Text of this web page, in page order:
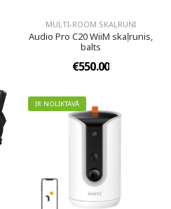
MULTI-ROOM SKAĻRUŅI
Audio Pro C20 WiiM skaļrunis,
balts
€550.00
IR NOLIKTAVĀ